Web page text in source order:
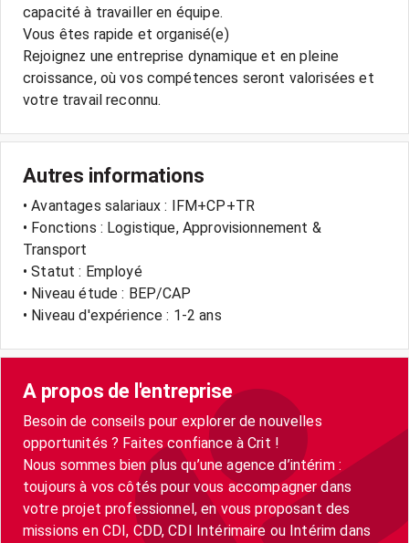
capacité à travailler en équipe.
Vous êtes rapide et organisé(e)
Rejoignez une entreprise dynamique et en pleine
croissance, où vos compétences seront valorisées et
Autres informations
• Avantages salariaux : IFM+CP+TR
• Fonctions : Logistique, Approvisionnement &
Transport
• Statut : Employé
• Niveau étude : BEP/CAP
• Niveau d'expérience : 1-2 ans
A propos de l'entreprise
Besoin de conseils pour explorer de nouvelles
opportunités ? Faites confiance à Crit !
Nous sommes bien plus qu’une agence d’intérim :
toujours à vos côtés pour vous accompagner dans
votre projet professionnel, en vous proposant des
missions en CDI, CDD, CDI Intérimaire ou Intérim dans